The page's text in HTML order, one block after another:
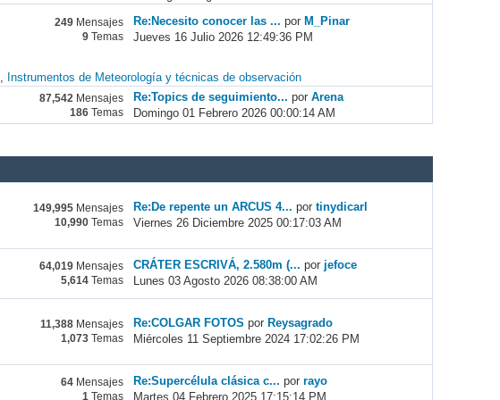
249 Mensajes
9 Temas
Re:Necesito conocer las ... porM_Pinar
Jueves 16 Julio 2026 12:49:36 PM
Instrumentos de Meteorología y técnicas de observación
87,542 Mensajes
186 Temas
Re:Topics de seguimiento... porArena
Domingo 01 Febrero 2026 00:00:14 AM
149,995 Mensajes
10,990 Temas
Re:De repente un ARCUS 4... portinydicarl
Viernes 26 Diciembre 2025 00:17:03 AM
64,019 Mensajes
5,614 Temas
CRÁTER ESCRIVÁ, 2.580m (... por jefoce
Lunes 03 Agosto 2026 08:38:00 AM
11,388 Mensajes
1,073 Temas
Re:COLGAR FOTOS por Reysagrado
Miércoles 11 Septiembre 2024 17:02:26 PM
64 Mensajes
1 Temas
Re:Supercélula clásica c... porrayo
Martes 04 Febrero 2025 17:15:14 PM